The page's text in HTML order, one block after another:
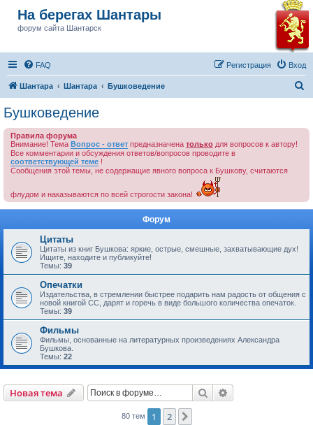
На берегах Шантары
форум сайта Шантарск
FAQ Вход
Регистрация
Шантара Шантара Бушковедение
Бушковедение
Правила форума
Внимание! Тема Вопрос - ответ предназначена только для вопросов к автору!
Все комментарии и обсуждения ответов/вопросов проводите в
соответствующей теме !
Сообщения этой темы, не содержащие явного вопроса к Бушкову, считаются
флудом и наказываются по всей строгости закона!
Форум
Цитаты
Цитаты из книг Бушкова: яркие, острые, смешные, захватывающие дух!
Ищите, находите и публикуйте!
Темы: 39
Опечатки
Издательства, в стремлении быстрее подарить нам радость от общения с
новой книгой СС, дарят и горечь в виде большого количества опечаток.
Темы: 39
Фильмы
Фильмы, основанные на литературных произведениях Александра
Бушкова.
Темы: 22
Новая тема Поиск
80 тем 1 2